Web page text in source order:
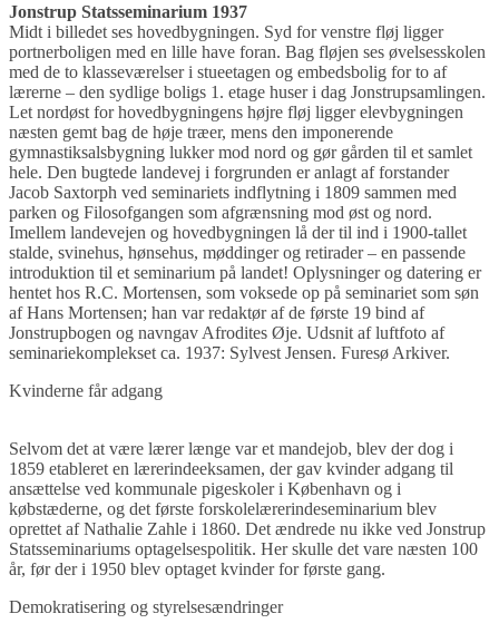
Jonstrup Statsseminarium 1937
Midt i billedet ses hovedbygningen. Syd for venstre fløj ligger
portnerboligen med en lille have foran. Bag fløjen ses øvelsesskolen
med de to klasseværelser i stueetagen og embedsbolig for to af
lærerne – den sydlige boligs 1. etage huser i dag Jonstrupsamlingen.
Let nordøst for hovedbygningens højre fløj ligger elevbygningen
næsten gemt bag de høje træer, mens den imponerende
gymnastiksalsbygning lukker mod nord og gør gården til et samlet
hele. Den bugtede landevej i forgrunden er anlagt af forstander
Jacob Saxtorph ved seminariets indflytning i 1809 sammen med
parken og Filosofgangen som afgrænsning mod øst og nord.
Imellem landevejen og hovedbygningen lå der til ind i 1900-tallet
stalde, svinehus, hønsehus, møddinger og retirader – en passende
introduktion til et seminarium på landet! Oplysninger og datering er
hentet hos R.C. Mortensen, som voksede op på seminariet som søn
af Hans Mortensen; han var redaktør af de første 19 bind af
Jonstrupbogen og navngav Afrodites Øje. Udsnit af luftfoto af
seminariekomplekset ca. 1937: Sylvest Jensen. Furesø Arkiver.
Kvinderne får adgang
Selvom det at være lærer længe var et mandejob, blev der dog i
1859 etableret en lærerindeeksamen, der gav kvinder adgang til
ansættelse ved kommunale pigeskoler i København og i
købstæderne, og det første forskolelærerindeseminarium blev
oprettet af Nathalie Zahle i 1860. Det ændrede nu ikke ved Jonstrup
Statsseminariums optagelsespolitik. Her skulle det vare næsten 100
år, før der i 1950 blev optaget kvinder for første gang.
Demokratisering og styrelsesændringer